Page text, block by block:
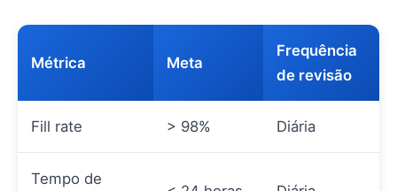
Métrica Meta
Frequência
de revisão
Fill rate > 98% Diária
Tempo de